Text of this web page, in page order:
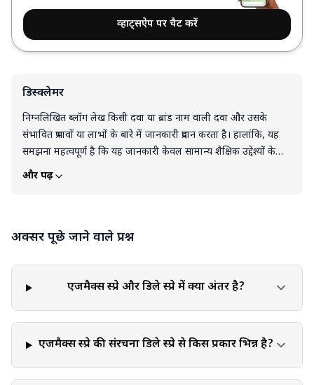
व्हाट्सऐप पर चैट करें
डिस्क्लेमर
निम्नलिखित ब्लॉग लेख किसी दवा या ब्रांड नाम वाली दवा और उसके
संभावित प्रभावों या लाभों के बारे में जानकारी प्रदान करता है। हालांकि, यह
समझना महत्वपूर्ण है कि यह जानकारी केवल सामान्य शैक्षिक उद्देश्यों के
लिए है और इसे पेशेवर चिकित्सा परामर्श का विकल्प नहीं माना जाना
होती हैं, और इस लेख में दी गई जानकारी सभी पर लागू नहीं हो सकती है।
उचित परीक्षण कर सकता है और व्यक्तिगत सलाह और सिफारिशें प्रदान कर
में सक्षम हैं। इस बात पर ज़ोर देना ज़रूरी है कि स्व-निदान, स्व-दवा, या
चिकित्सीय सलाह की अवहेलना के गंभीर स्वास्थ्य परिणाम हो सकते हैं। यह
सकता है। इन नामों का उल्लेख उनकी प्रभावकारिता या सुरक्षा का समर्थन,
और पढ़ें
अक्सर पूछे जाने वाले प्रश्न
एजमैक्स स्प्रे और डिले स्प्रे में क्या अंतर है?
एजमैक्स स्प्रे की संरचना डिले स्प्रे से किस प्रकार भिन्न है?